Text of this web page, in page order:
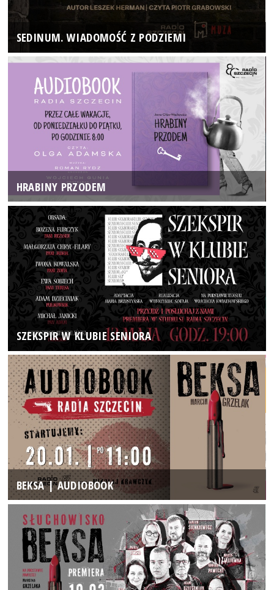
SEDINUM. WIADOMOŚĆ Z PODZIEMI
HRABINY PRZODEM
SZEKSPIR W KLUBIE SENIORA
BEKSA | AUDIOBOOK